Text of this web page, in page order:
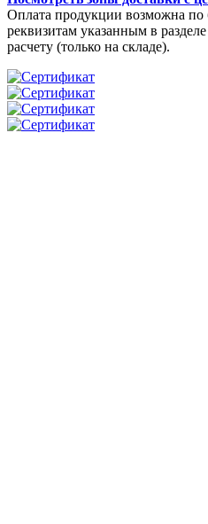
Оплата продукции возможна по
реквизитам указанным в
расчету (только на складе).